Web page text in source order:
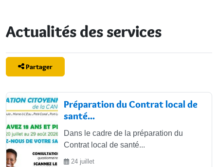
Actualités des services
Partager
articles rubriquePréparation du Contrat local de
santé...
Dans le cadre de la préparation du
Contrat local de santé...
24 juillet